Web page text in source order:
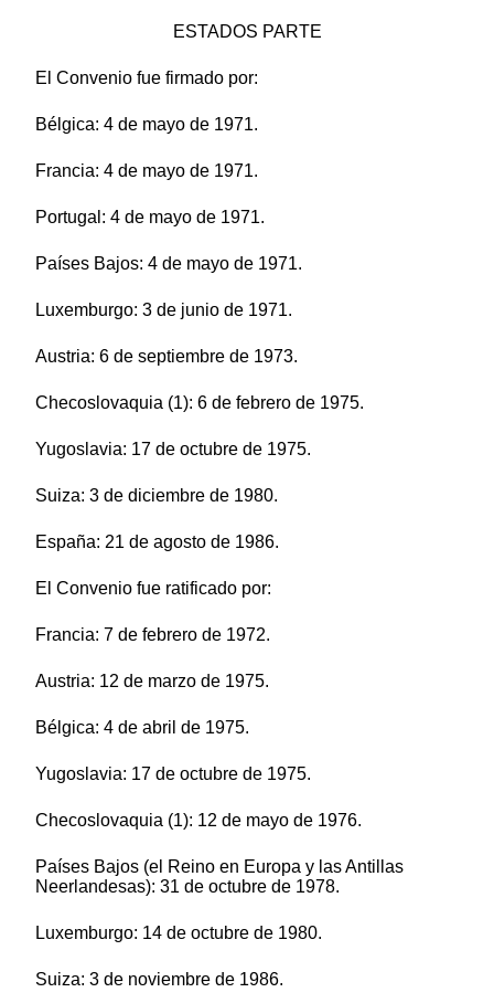
ESTADOS PARTE
El Convenio fue firmado por:
Bélgica: 4 de mayo de 1971.
Francia: 4 de mayo de 1971.
Portugal: 4 de mayo de 1971.
Países Bajos: 4 de mayo de 1971.
Luxemburgo: 3 de junio de 1971.
Austria: 6 de septiembre de 1973.
Checoslovaquia (1): 6 de febrero de 1975.
Yugoslavia: 17 de octubre de 1975.
Suiza: 3 de diciembre de 1980.
España: 21 de agosto de 1986.
El Convenio fue ratificado por:
Francia: 7 de febrero de 1972.
Austria: 12 de marzo de 1975.
Bélgica: 4 de abril de 1975.
Yugoslavia: 17 de octubre de 1975.
Checoslovaquia (1): 12 de mayo de 1976.
Países Bajos (el Reino en Europa y las Antillas
Neerlandesas): 31 de octubre de 1978.
Luxemburgo: 14 de octubre de 1980.
Suiza: 3 de noviembre de 1986.